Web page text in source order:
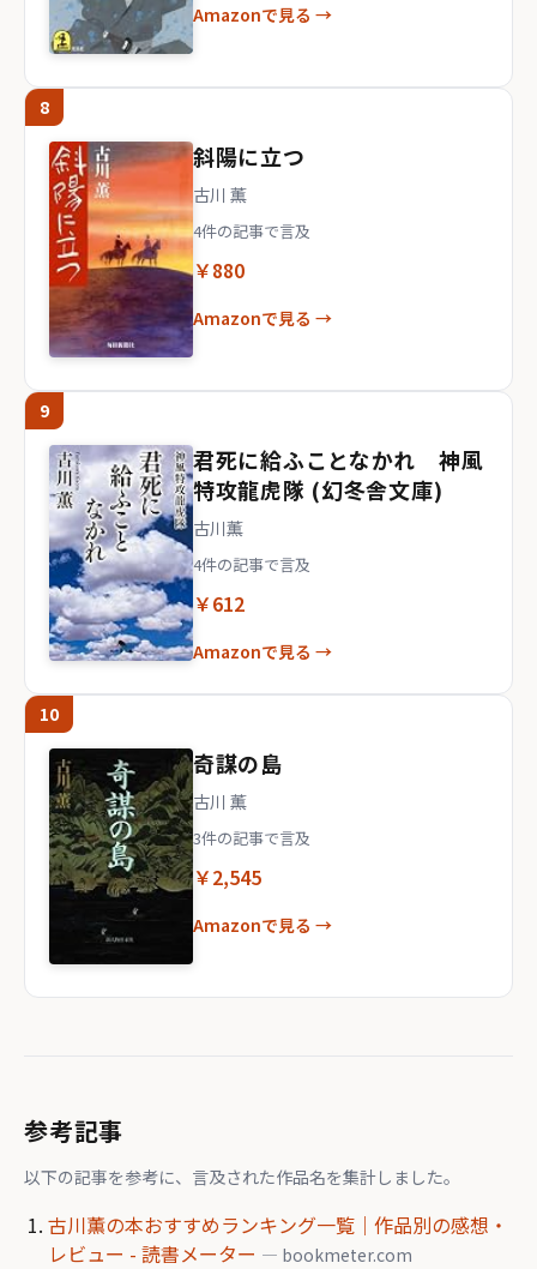
Amazonで見る →
8
斜陽に立つ
古川 薫
4件の記事で言及
￥880
Amazonで見る →
9
君死に給ふことなかれ 神風
特攻龍虎隊 (幻冬舎文庫)
古川薫
4件の記事で言及
￥612
Amazonで見る →
10
奇謀の島
古川 薫
3件の記事で言及
￥2,545
Amazonで見る →
参考記事
以下の記事を参考に、言及された作品名を集計しました。
古川薫の本おすすめランキング一覧｜作品別の感想・
レビュー - 読書メーター — bookmeter.com